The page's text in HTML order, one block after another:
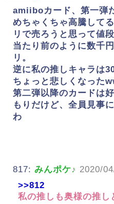
amiiboカード、第一弾
めちゃくちゃ高騰して
リで売ろうと思って値
当たり前のように数千
リ。
逆に私の推しキャラは
ちょっと悲しくなった
第二弾以降のカードは
もりだけど、全員見事
わ
817: みんポケ♪ 2020/
>>812
私の推しも奥様の推